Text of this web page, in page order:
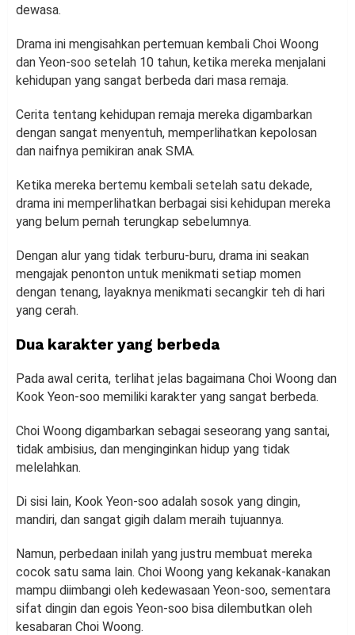
dewasa.
Drama ini mengisahkan pertemuan kembali Choi Woong
dan Yeon-soo setelah 10 tahun, ketika mereka menjalani
kehidupan yang sangat berbeda dari masa remaja.
Cerita tentang kehidupan remaja mereka digambarkan
dengan sangat menyentuh, memperlihatkan kepolosan
dan naifnya pemikiran anak SMA.
Ketika mereka bertemu kembali setelah satu dekade,
drama ini memperlihatkan berbagai sisi kehidupan mereka
yang belum pernah terungkap sebelumnya.
Dengan alur yang tidak terburu-buru, drama ini seakan
mengajak penonton untuk menikmati setiap momen
dengan tenang, layaknya menikmati secangkir teh di hari
yang cerah.
Dua karakter yang berbeda
Pada awal cerita, terlihat jelas bagaimana Choi Woong dan
Kook Yeon-soo memiliki karakter yang sangat berbeda.
Choi Woong digambarkan sebagai seseorang yang santai,
tidak ambisius, dan menginginkan hidup yang tidak
melelahkan.
Di sisi lain, Kook Yeon-soo adalah sosok yang dingin,
mandiri, dan sangat gigih dalam meraih tujuannya.
Namun, perbedaan inilah yang justru membuat mereka
cocok satu sama lain. Choi Woong yang kekanak-kanakan
mampu diimbangi oleh kedewasaan Yeon-soo, sementara
sifat dingin dan egois Yeon-soo bisa dilembutkan oleh
kesabaran Choi Woong.